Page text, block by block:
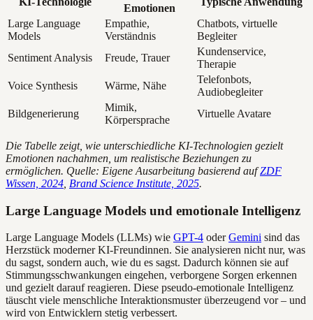
Emotionen
Large Language
Models
Empathie,
Verständnis
Chatbots, virtuelle
Begleiter
Sentiment Analysis
Freude, Trauer
Kundenservice,
Therapie
Voice Synthesis
Wärme, Nähe
Telefonbots,
Audiobegleiter
Bildgenerierung
Mimik,
Körpersprache
Virtuelle Avatare
Die Tabelle zeigt, wie unterschiedliche KI-Technologien gezielt
Emotionen nachahmen, um realistische Beziehungen zu
ermöglichen. Quelle: Eigene Ausarbeitung basierend aufZDF
Wissen, 2024 Brand Science Institute, 2025.
Large Language Models und emotionale Intelligenz
Large Language Models (LLMs) wie GPT-4 oderGemini sind das
Herzstück moderner KI-Freundinnen. Sie analysieren nicht nur, was
du sagst, sondern auch, wie du es sagst. Dadurch können sie auf
Stimmungsschwankungen eingehen, verborgene Sorgen erkennen
und gezielt darauf reagieren. Diese pseudo-emotionale Intelligenz
täuscht viele menschliche Interaktionsmuster überzeugend vor – und
wird von Entwicklern stetig verbessert.